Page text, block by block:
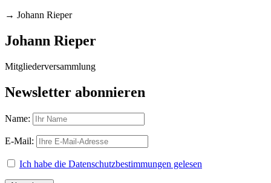
→ Johann Rieper
Johann Rieper
Mitgliederversammlung
Newsletter abonnieren
Name:
E-Mail:
Ich habe die Datenschutzbestimmungen gelesen